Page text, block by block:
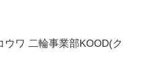
ウワ 二輪事業部KOOD(ク